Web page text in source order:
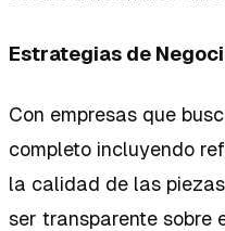
Estrategias de
Con empresas que
completo incluyendo
la calidad de las
ser transparente sobre